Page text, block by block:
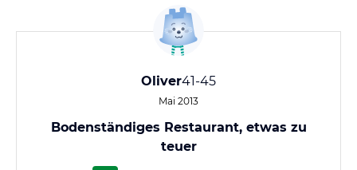
Oliver41-45
Mai 2013
Bodenständiges Restaurant, etwas zu
teuer